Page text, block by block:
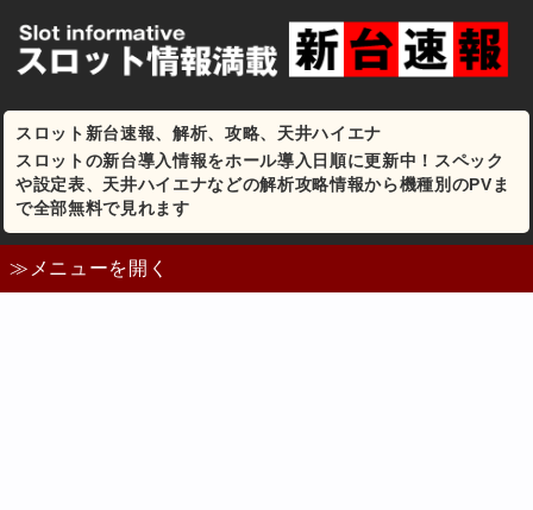
スロット新台速報、解析、攻略、天井ハイエナ
スロットの新台導入情報をホール導入日順に更新中！スペック
や設定表、天井ハイエナなどの解析攻略情報から機種別のPVま
で全部無料で見れます
≫メニューを開く